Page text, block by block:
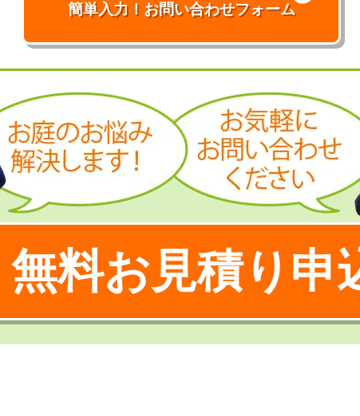
簡単入力！お問い合わせフォーム
無料お見積り申